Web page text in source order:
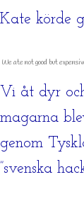
Kate körde
We ate not good but
Vi åt dyr
magarna
genom
”svenska